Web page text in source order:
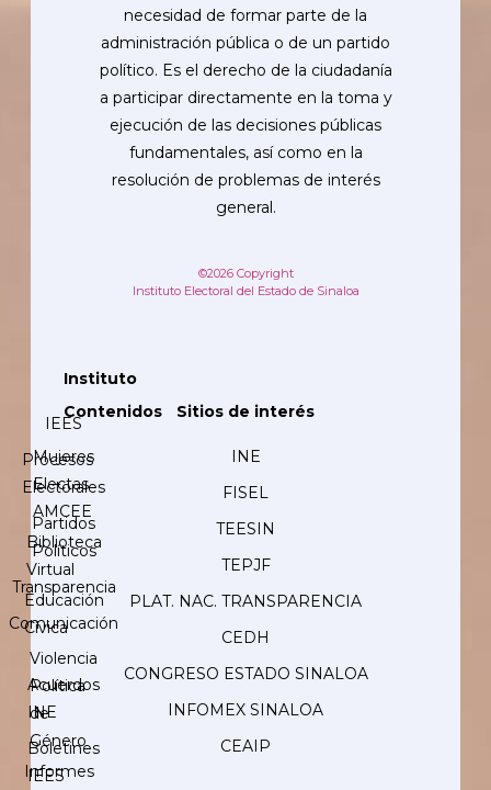
necesidad de formar parte de la
administración pública o de un partido
político. Es el derecho de la ciudadanía
a participar directamente en la toma y
ejecución de las decisiones públicas
fundamentales, así como en la
resolución de problemas de interés
general.
©2026 Copyright
Instituto Electoral del Estado de Sinaloa
Instituto
IEES
Procesos
Electorales
Partidos
Políticos
Transparencia
Comunicación
Acuerdos
INE
Boletines
IEES
Contenidos
Mujeres
Electas
AMCEE
Biblioteca
Virtual
Educación
Cívica
Violencia
Política
de
Género
Informes
Sitios de interés
INE
FISEL
TEESIN
TEPJF
PLAT. NAC. TRANSPARENCIA
CEDH
CONGRESO ESTADO SINALOA
INFOMEX SINALOA
CEAIP